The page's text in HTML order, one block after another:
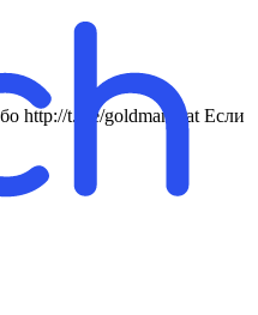
http://t.me/goldmanbrat Если